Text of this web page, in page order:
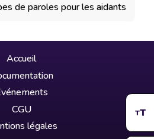
TT
de paroles pour les aidants
Accueil
CGU
légales